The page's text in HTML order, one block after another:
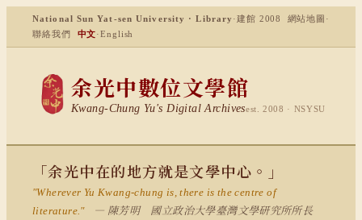
National Sun Yat-sen University · Library ·建館 2008 網站地圖 ·
聯絡我們
中文·English
余光中數位文學館
Kwang-Chung Yu's Digital Archivesest. 2008 · NSYSU
「余光中在的地方就是文學中心。」
"Wherever Yu Kwang-chung is, there is the centre of
literature."
— 陳芳明 國立政治大學臺灣文學研究所所長